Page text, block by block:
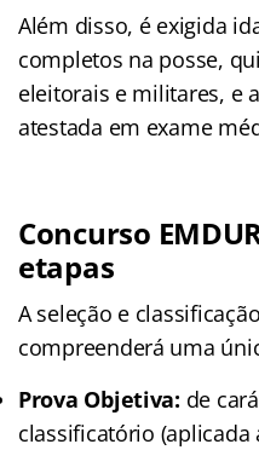
Além disso, é exigida
completos na posse,
eleitorais e militares, e
atestada em exame
Concurso
etapas
A seleção e
compreenderá uma
Prova Objetiva: de
classificatório (aplicada